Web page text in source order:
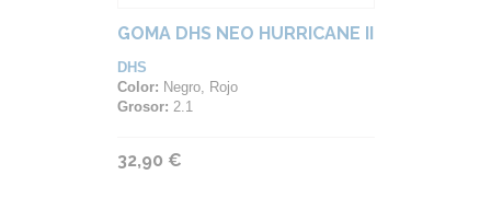
GOMA DHS NEO HURRICANE II
DHS
Color: Negro, Rojo
Grosor: 2.1
32,90 €